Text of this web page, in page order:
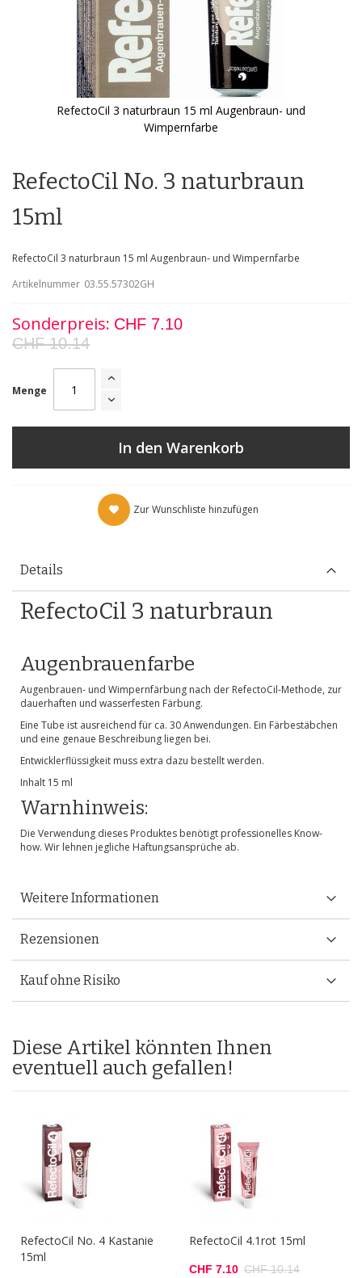
RefectoCil 3 naturbraun 15 ml Augenbraun- und
Wimpernfarbe
der
Bildgalerie
RefectoCil No. 3 naturbraun
15ml
RefectoCil 3 naturbraun 15 ml Augenbraun- und Wimpernfarbe
Artikelnummer 03.55.57302GH
Sonderpreis CHF 7.10
CHF 10.14
Menge
In den Warenkorb
Zur Wunschliste hinzufügen
Details
RefectoCil 3 naturbraun
Augenbrauenfarbe
Augenbrauen- und Wimpernfärbung nach der RefectoCil-Methode, zur
dauerhaften und wasserfesten Färbung.
Eine Tube ist ausreichend für ca. 30 Anwendungen. Ein Färbestäbchen
und eine genaue Beschreibung liegen bei.
Entwicklerflüssigkeit muss extra dazu bestellt werden.
Inhalt 15 ml
Warnhinweis:
Die Verwendung dieses Produktes benötigt professionelles Know-
how. Wir lehnen jegliche Haftungsansprüche ab.
Weitere Informationen
Rezensionen
Kauf ohne Risiko
Diese Artikel könnten Ihnen
eventuell auch gefallen!
RefectoCil No. 4 Kastanie
15ml
RefectoCil 4.1rot 15ml
CHF 7.10 CHF 10.14